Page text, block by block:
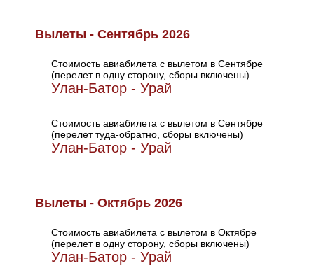
Вылеты - Сентябрь 2026
Стоимость авиабилета с вылетом в Сентябре
(перелет в одну сторону, сборы включены)
Улан-Батор - Урай
Стоимость авиабилета с вылетом в Сентябре
(перелет туда-обратно, сборы включены)
Улан-Батор - Урай
Вылеты - Октябрь 2026
Стоимость авиабилета с вылетом в Октябре
(перелет в одну сторону, сборы включены)
Улан-Батор - Урай